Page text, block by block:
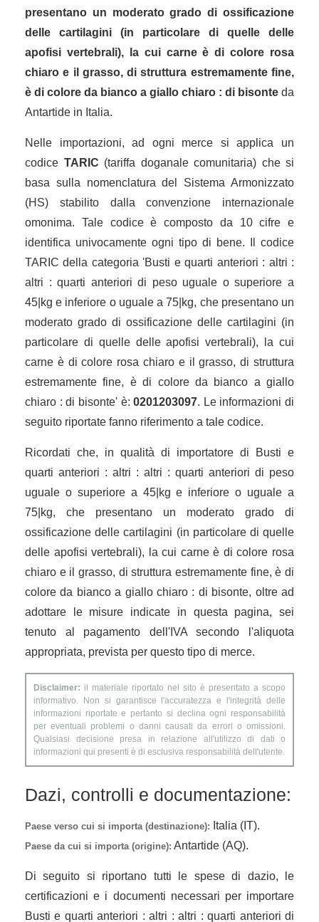
presentano un moderato grado di ossificazione
delle cartilagini (in particolare di quelle delle
apofisi vertebrali), la cui carne è di colore rosa
chiaro e il grasso, di struttura estremamente fine,
è di colore da bianco a giallo chiaro : di bisonte da
Antartide in Italia.
Nelle importazioni, ad ogni merce si applica un
codice TARIC (tariffa doganale comunitaria) che si
basa sulla nomenclatura del Sistema Armonizzato
(HS) stabilito dalla convenzione internazionale
omonima. Tale codice è composto da 10 cifre e
identifica univocamente ogni tipo di bene. Il codice
TARIC della categoria 'Busti e quarti anteriori : altri :
altri : quarti anteriori di peso uguale o superiore a
45|kg e inferiore o uguale a 75|kg, che presentano un
moderato grado di ossificazione delle cartilagini (in
particolare di quelle delle apofisi vertebrali), la cui
carne è di colore rosa chiaro e il grasso, di struttura
estremamente fine, è di colore da bianco a giallo
chiaro : di bisonte' è:0201203097. Le informazioni di
seguito riportate fanno riferimento a tale codice.
Ricordati che, in qualità di importatore di Busti e
quarti anteriori : altri : altri : quarti anteriori di peso
uguale o superiore a 45|kg e inferiore o uguale a
75|kg, che presentano un moderato grado di
ossificazione delle cartilagini (in particolare di quelle
delle apofisi vertebrali), la cui carne è di colore rosa
chiaro e il grasso, di struttura estremamente fine, è di
colore da bianco a giallo chiaro : di bisonte, oltre ad
adottare le misure indicate in questa pagina, sei
tenuto al pagamento dell'IVA secondo l'aliquota
appropriata, prevista per questo tipo di merce.
Disclaimer: il materiale riportato nel sito è presentato a scopo
informativo. Non si garantisce l'accuratezza e l'integrità delle
informazioni riportate e pertanto si declina ogni responsabilità
per eventuali problemi o danni causati da errori o omissioni.
Qualsiasi decisione presa in relazione all'utilizzo di dati o
informazioni qui presenti è di esclusiva responsabilità dell'utente.
Dazi, controlli e documentazione:
Paese verso cui si importa (destinazione): Italia (IT).
Paese da cui si importa (origine): Antartide (AQ).
Di seguito si riportano tutti le spese di dazio, le
certificazioni e i documenti necessari per importare
Busti e quarti anteriori : altri : altri : quarti anteriori di